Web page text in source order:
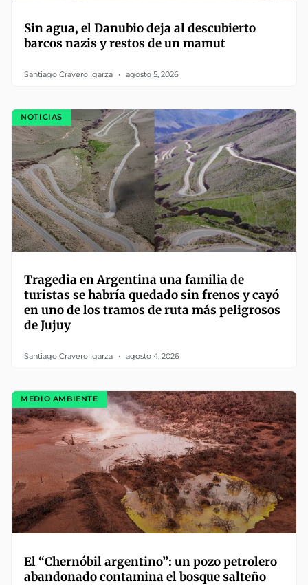
Sin agua, el Danubio deja al descubierto
barcos nazis y restos de un mamut
Santiago Cravero Igarza agosto 5, 2026
NOTICIAS
Tragedia en Argentina una familia de
turistas se habría quedado sin frenos y cayó
en uno de los tramos de ruta más peligrosos
de Jujuy
Santiago Cravero Igarza agosto 4, 2026
MEDIO AMBIENTE
El “Chernóbil argentino”: un pozo petrolero
abandonado contamina el bosque salteño